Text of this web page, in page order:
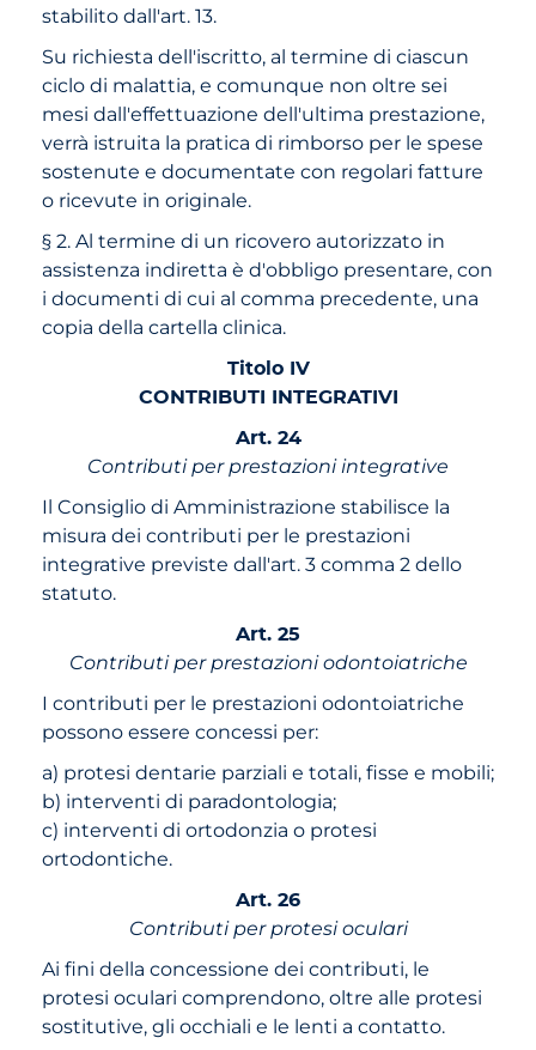
stabilito dall'art. 13.
Su richiesta dell'iscritto, al termine di ciascun
ciclo di malattia, e comunque non oltre sei
mesi dall'effettuazione dell'ultima prestazione,
verrà istruita la pratica di rimborso per le spese
sostenute e documentate con regolari fatture
o ricevute in originale.
§ 2. Al termine di un ricovero autorizzato in
assistenza indiretta è d'obbligo presentare, con
i documenti di cui al comma precedente, una
copia della cartella clinica.
Titolo IV
CONTRIBUTI INTEGRATIVI
Art. 24
Contributi per prestazioni integrative
Il Consiglio di Amministrazione stabilisce la
misura dei contributi per le prestazioni
integrative previste dall'art. 3 comma 2 dello
statuto.
Art. 25
Contributi per prestazioni odontoiatriche
I contributi per le prestazioni odontoiatriche
possono essere concessi per:
a) protesi dentarie parziali e totali, fisse e mobili;
b) interventi di paradontologia;
c) interventi di ortodonzia o protesi
ortodontiche.
Art. 26
Contributi per protesi oculari
Ai fini della concessione dei contributi, le
protesi oculari comprendono, oltre alle protesi
sostitutive, gli occhiali e le lenti a contatto.